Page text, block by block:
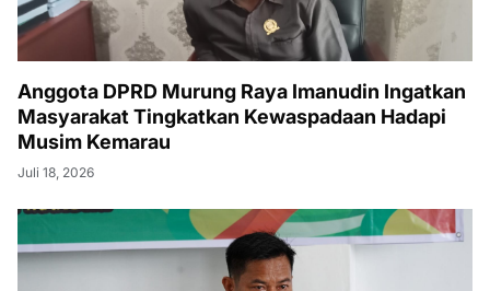
Anggota DPRD Murung Raya Imanudin Ingatkan
Masyarakat Tingkatkan Kewaspadaan Hadapi
Musim Kemarau
Juli 18, 2026